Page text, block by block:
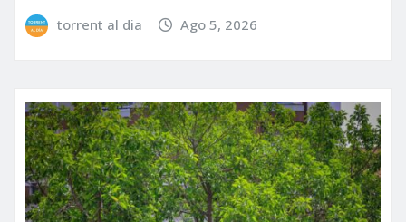
torrent al dia Ago 5, 2026